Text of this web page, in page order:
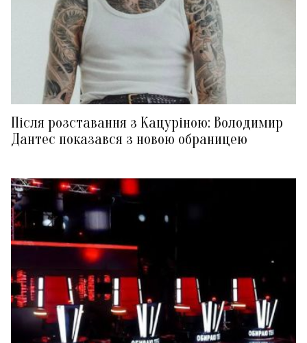
Після розставання з Кацуріною: Володимир
Дантес показався з новою обраницею